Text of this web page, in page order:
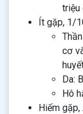
triệu
Ít gặp, 1/
cơ
Da:
Hô
Hiếm